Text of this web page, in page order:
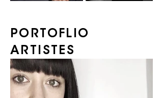
PORTOFLIO
ARTISTES